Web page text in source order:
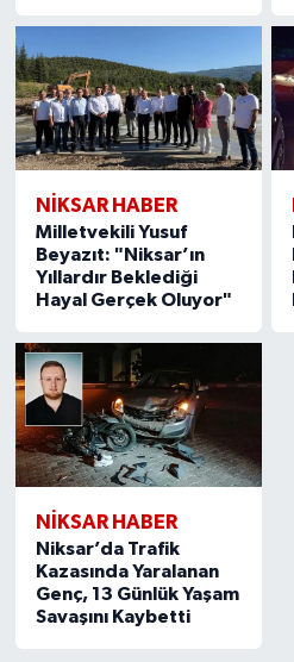
NİKSAR HABER
Milletvekili Yusuf
Beyazıt: "Niksar’ın
Yıllardır Beklediği
Hayal Gerçek Oluyor"
NİKSAR HABER
Niksar’da Trafik
Kazasında Yaralanan
Genç, 13 Günlük Yaşam
Savaşını Kaybetti